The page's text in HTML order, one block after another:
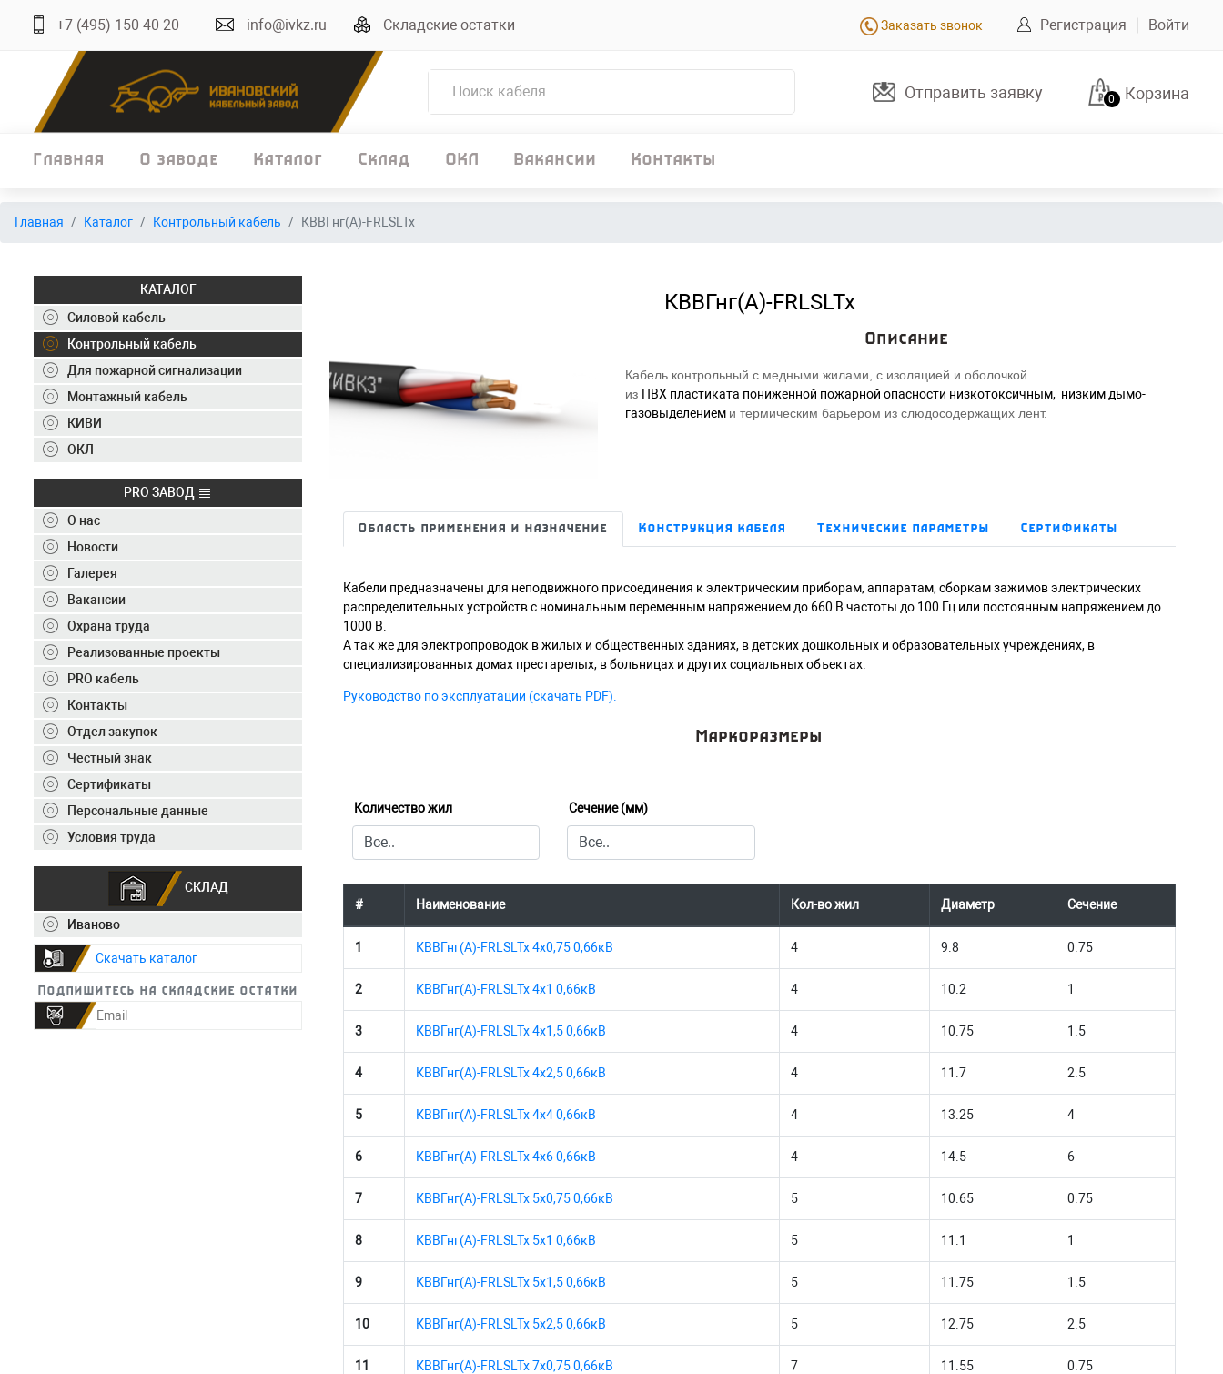
+7 (495) 150-40-20 info@ivkz.ru Складские остатки Заказать звонок Регистрация Войти
Отправить заявку 0 Корзина
Главная О заводе Каталог Склад ОКЛ Вакансии Контакты
Главная
Склад
ОКЛ
Вакансии
Контакты
+7 (495) 150-40-20
Отправить заявку
+7 (495) 150-40-20
Главная Каталог Контрольный кабель КВВГнг(А)-FRLSLTx
КАТАЛОГ
Силовой кабель
Контрольный кабель
Для пожарной сигнализации
Монтажный кабель
КИВИ
ОКЛ
PRO ЗАВОД
О нас
Новости
Галерея
Вакансии
Охрана труда
Реализованные проекты
PRO кабель
Контакты
Отдел закупок
Честный знак
Сертификаты
Персональные данные
Условия труда
СКЛАД
Иваново
Скачать каталог
Подпишитесь на складские остатки
КВВГнг(А)-FRLSLTx
Описание
Кабель контрольный с медными жилами, с изоляцией и оболочкой
из ПВХ пластиката пониженной пожарной опасности низкотоксичным, низким дымо-
газовыделением и термическим барьером из слюдосодержащих лент.
Область применения и назначение Конструкция кабеля Технические параметры Сертификаты
Кабели предназначены для неподвижного присоединения к электрическим приборам, аппаратам, сборкам зажимов электрических
распределительных устройств с номинальным переменным напряжением до 660 В частоты до 100 Гц или постоянным напряжением до
1000 В.
А так же для электропроводок в жилых и общественных зданиях, в детских дошкольных и образовательных учреждениях, в
специализированных домах престарелых, в больницах и других социальных объектах.
Руководство по эксплуатации (скачать PDF).
Маркоразмеры
Количество жил Сечение (мм)
# Наименование Кол-во жил Диаметр Сечение
1 КВВГнг(А)-FRLSLTx 4х0,75 0,66кВ 4 9.8 0.75
2 КВВГнг(А)-FRLSLTx 4х1 0,66кВ 4 10.2 1
3 КВВГнг(А)-FRLSLTx 4х1,5 0,66кВ 4 10.75 1.5
4 КВВГнг(А)-FRLSLTx 4х2,5 0,66кВ 4 11.7 2.5
5 КВВГнг(А)-FRLSLTx 4х4 0,66кВ 4 13.25 4
6 КВВГнг(А)-FRLSLTx 4х6 0,66кВ 4 14.5 6
7 КВВГнг(А)-FRLSLTx 5х0,75 0,66кВ 5 10.65 0.75
8 КВВГнг(А)-FRLSLTx 5х1 0,66кВ 5 11.1 1
9 КВВГнг(А)-FRLSLTx 5х1,5 0,66кВ 5 11.75 1.5
10 КВВГнг(А)-FRLSLTx 5х2,5 0,66кВ 5 12.75 2.5
11 КВВГнг(А)-FRLSLTx 7х0,75 0,66кВ 7 11.55 0.75